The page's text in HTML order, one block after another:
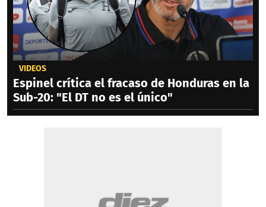
VIDEOS
Espinel crítica el fracaso de Honduras en la
Sub-20: "El DT no es el único"